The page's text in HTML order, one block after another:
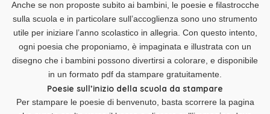
Anche se non proposte subito ai bambini, le poesie e filastrocche
sulla scuola e in particolare sull’accoglienza sono uno strumento
utile per iniziare l’anno scolastico in allegria. Con questo intento,
ogni poesia che proponiamo, è impaginata e illustrata con un
disegno che i bambini possono divertirsi a colorare, e disponibile
in un formato pdf da stampare gratuitamente.
Poesie sull’inizio della scuola da stampare
Per stampare le poesie di benvenuto, basta scorrere la pagina